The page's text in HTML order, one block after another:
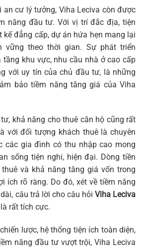
an cư lý tưởng, Viha Leciva còn được
năng đầu tư. Với vị trí đắc địa, tiện
kế đẳng cấp, dự án hứa hẹn mang lại
vững theo thời gian. Sự phát triển
tầng khu vực, nhu cầu nhà ở cao cấp
với uy tín của chủ đầu tư, là những
bảo tiềm năng tăng giá của Viha
khả năng cho thuê căn hộ cũng rất
với đối tượng khách thuê là chuyên
các gia đình có thu nhập cao mong
sống tiện nghi, hiện đại. Dòng tiền
và khả năng tăng giá vốn trong
ích rõ ràng. Do đó, xét về tiềm năng
câu trả lời cho câu hỏi Viha Leciva
là rất tích cực.
lược, hệ thống tiện ích toàn diện,
năng đầu tư vượt trội, Viha Leciva